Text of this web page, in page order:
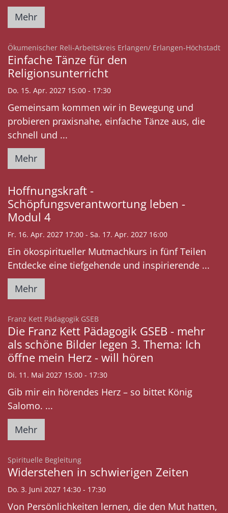
Mehr
Ökumenischer Reli-Arbeitskreis Erlangen/ Erlangen-Höchstadt:
Einfache Tänze für den
Religionsunterricht
Do. 15. Apr. 2027 15:00 - 17:30
Gemeinsam kommen wir in Bewegung und
probieren praxisnahe, einfache Tänze aus, die
schnell und ...
Mehr
Hoffnungskraft -
Schöpfungsverantwortung leben -
Modul 4
Fr. 16. Apr. 2027 17:00 - Sa. 17. Apr. 2027 16:00
Ein ökospiritueller Mutmachkurs in fünf Teilen
Entdecke eine tiefgehende und inspirierende ...
Mehr
Franz Kett Pädagogik GSEB:
Die Franz Kett Pädagogik GSEB - mehr
als schöne Bilder legen 3. Thema: Ich
öffne mein Herz - will hören
Di. 11. Mai 2027 15:00 - 17:30
Gib mir ein hörendes Herz – so bittet König
Salomo. ...
Mehr
Spirituelle Begleitung:
Widerstehen in schwierigen Zeiten
Do. 3. Juni 2027 14:30 - 17:30
Von Persönlichkeiten lernen, die den Mut hatten,